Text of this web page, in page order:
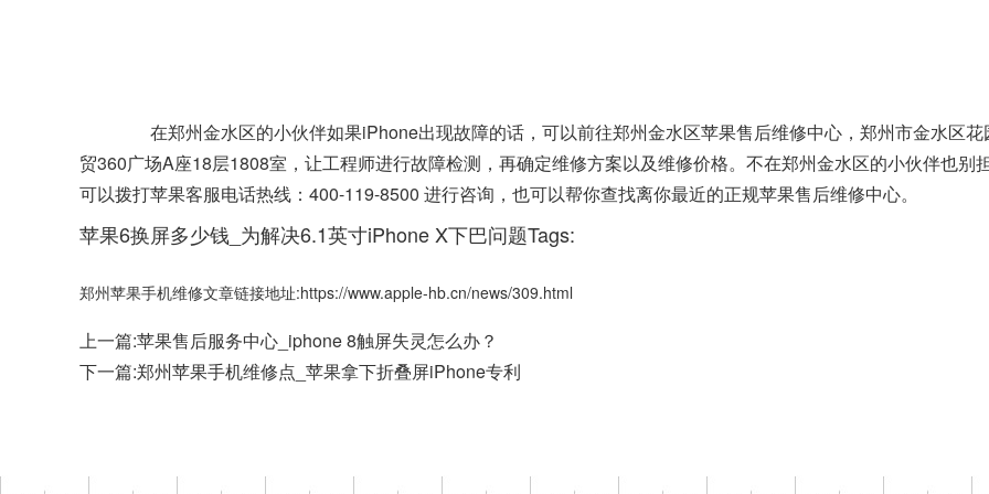
在郑州金水区的小伙伴如果iPhone出现故障的话，可以前往郑州金水区苹果售后维修中心，郑州市金水区花
贸360广场A座18层1808室，让工程师进行故障检测，再确定维修方案以及维修价格。不在郑州金水区的小伙伴也别
可以拨打苹果客服电话热线：400-119-8500 进行咨询，也可以帮你查找离你最近的正规苹果售后维修中心。
苹果6换屏多少钱_为解决6.1英寸iPhone X下巴问题Tags:
郑州苹果手机维修文章链接地址:https://www.apple-hb.cn/news/309.html
上一篇:苹果售后服务中心_iphone 8触屏失灵怎么办？
下一篇:郑州苹果手机维修点_苹果拿下折叠屏iPhone专利